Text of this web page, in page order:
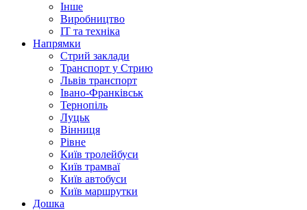
Інше
Виробництво
IT та техніка
Напрямки
Стрий заклади
Транспорт у Стрию
Львів транспорт
Івано-Франківськ
Тернопіль
Луцьк
Вінниця
Рівне
Київ тролейбуси
Київ трамваї
Київ автобуси
Київ маршрутки
Дошка